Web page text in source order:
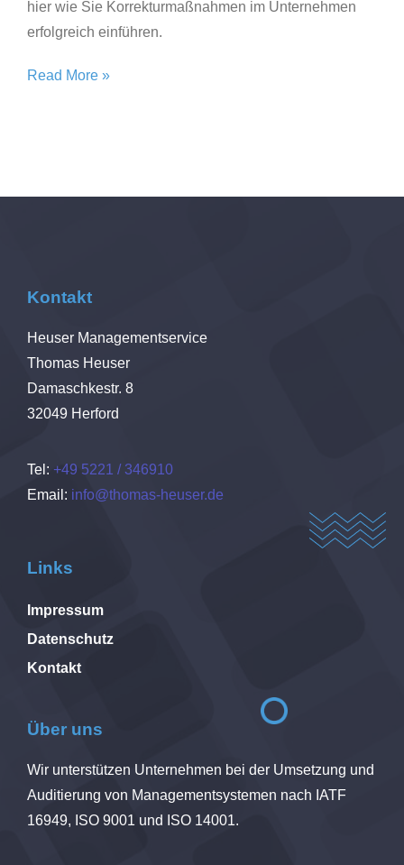
hier wie Sie Korrekturmaßnahmen im Unternehmen
erfolgreich einführen.
Read More »
Kontakt
Heuser Managementservice
Thomas Heuser
Damaschkestr. 8
32049 Herford
Tel: +49 5221 / 346910
Email: info@thomas-heuser.de
Links
Impressum
Datenschutz
Kontakt
Über uns
Wir unterstützen Unternehmen bei der Umsetzung und
Auditierung von Managementsystemen nach IATF
16949, ISO 9001 und ISO 14001.